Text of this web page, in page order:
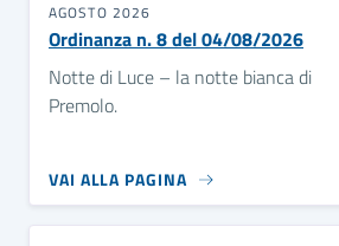
AGOSTO 2026
Ordinanza n. 8 del 04/08/2026
Notte di Luce – la notte bianca di
Premolo.
VAI ALLA PAGINA